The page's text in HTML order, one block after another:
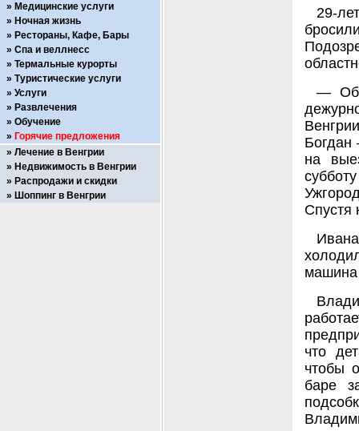
29-
— Об
на
Спустя
машина
что
чтобы
баре
Медицинские услуги
Ночная жизнь
Рестораны, Кафе, Бары
Спа и веллнесс
Термальные курорты
Туристические услуги
Услуги
Развлечения
Обучение
Горячие предложения
Лечение в Венгрии
Недвижимость в Венгрии
Распродажи и скидки
Шоппинг в Венгрии